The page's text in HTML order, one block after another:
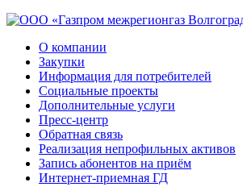
О компании
Закупки
Информация для потребителей
Социальные проекты
Дополнительные услуги
Пресс-центр
Обратная связь
Реализация непрофильных активов
Запись абонентов на приём
Интернет-приемная ГД